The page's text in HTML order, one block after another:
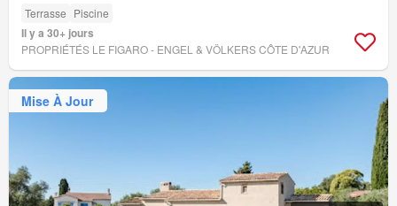
Terrasse Piscine
Il y a 30+ jours
PROPRIÉTÉS LE FIGARO - ENGEL & VÖLKERS CÔTE D'AZUR
Mise À Jour